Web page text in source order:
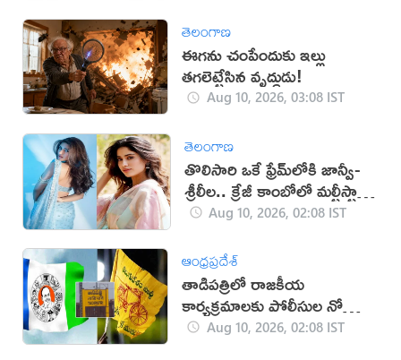
తెలంగాణ
ఈగను చంపేందుకు ఇల్లు
తగలెట్టేసిన వృద్ధుడు!
Aug 10, 2026, 03:08 IST
తెలంగాణ
తొలిసారి ఒకే ఫ్రేమ్‌లోకి జాన్వీ-
శ్రీలీల.. క్రేజీ కాంబోలో మల్టీస్టారర్
సినిమా?
Aug 10, 2026, 02:08 IST
ఆంధ్రప్రదేశ్
తాడిపత్రిలో రాజకీయ
కార్యక్రమాలకు పోలీసుల నో
ఎంట్రీAug 10, 2026, 02:08 IST